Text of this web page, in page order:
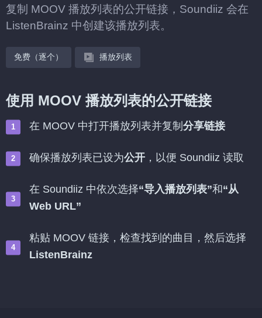
复制 MOOV 播放列表的公开链接，Soundiiz 会在
ListenBrainz 中创建该播放列表。
免费（逐个） 播放列表
使用 MOOV 播放列表的公开链接
在 MOOV 中打开播放列表并复制 分享链接
确保播放列表已设为公开 ，以便 Soundiiz 读取
在 Soundiiz 中依次选择“导入播放列表”和“从
Web URL”
粘贴 MOOV 链接，检查找到的曲目，然后选择
ListenBrainz